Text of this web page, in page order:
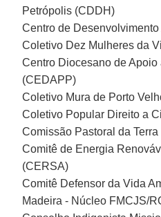
Petrópolis (CDDH)
Centro de
Coletivo Dez Mulheres da
Centro Diocesano de
(CEDAPP)
Coletivo Mura de Porto
Coletivo Popular Direito a
Comissão Pastoral da Terra
Comitê de Energia
(CERSA)
Comitê Defensor da Vida
Madeira - Núcleo FMCJS/